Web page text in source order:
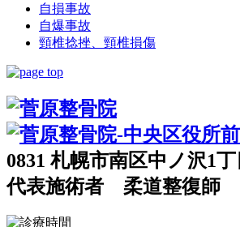
自損事故
自爆事故
頸椎捻挫、頸椎損傷
0831 札幌市南区中ノ沢1
代表施術者 柔道整復師